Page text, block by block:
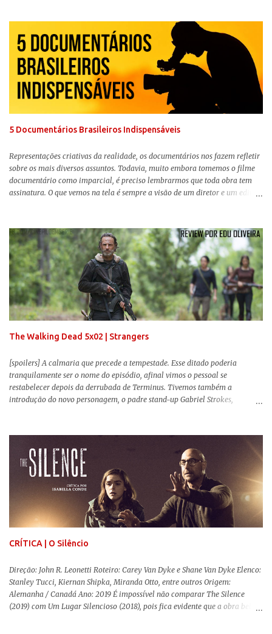
remake , já que a história do elefantinho voador foi reinventada de forma
mais realista, se adequando perfeitamente a proposta. Não há animais
falantes, por exemplo, mas nem por isso o tom lúdico e infantil é deixado
de lado. Apesar da relevância histórica, o filme supera a animação original
em termos visuais e narrativos, , superando a animação original em termos
visuais e narrativos. A história começa quando o pai das crianças, Holt
Ferrier (Colin Farrell), uma ex-estrela de circo, volta da guerra e se depara
5 Documentários Brasileiros Indispensáveis
Representações criativas da realidade, os documentários nos fazem refletir
sobre os mais diversos assuntos. Todavia, muito embora tomemos o filme
documentário como imparcial, é preciso lembrarmos que toda obra tem
assinatura. O que vemos na tela é sempre a visão de um diretor e um editor
sempre importante levarmos em conta quem assina e qual a função social
da obra. O cinema brasileiro é celeiro de grandes documentaristas, muitos
deles mundialmente reconhecidos. Pensando na variedade de estilos e
estéticas de se fazer documentários, selecionei 5 produções tupiniquins do
gênero que, para mim, são indispensáveis: ▼ Cabra Marcado para Morrer
(1984) , de Eduardo Coutinho Em 1964, devido ao golpe militar, Eduardo
Coutinho (Edifício Master) teve que abandonar as filmagens do
documentário sobre o assassinato do líder camponês Joã...
The Walking Dead 5x02 | Strangers
[spoilers] A calmaria que precede a tempestade. Esse ditado poderia
tranquilamente ser o nome do episódio, afinal vimos o pessoal se
restabelecer depois da derrubada de Terminus. Tivemos também a
introdução do novo personagem, o padre stand-up Gabriel Strokes,
sobre o novo personagem no decorrer da review .
CRÍTICA | O Silêncio
Direção: John R. Leonetti Roteiro: Carey Van Dyke e Shane Van Dyke Elenco:
Stanley Tucci, Kiernan Shipka, Miranda Otto, entre outros Origem:
Alemanha / Canadá Ano: 2019 É impossível não comparar The Silence
(2019) com Um Lugar Silencioso (2018), pois fica evidente que a obra bebe